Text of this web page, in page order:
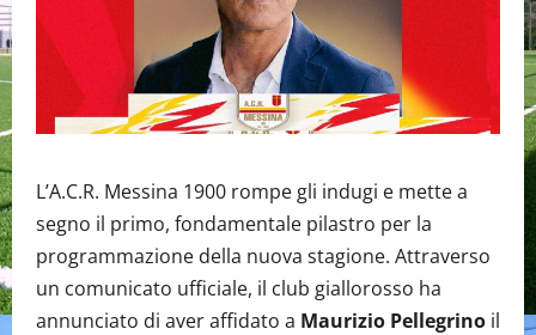
L’A.C.R. Messina 1900 rompe gli indugi e mette a
segno il primo, fondamentale pilastro per la
programmazione della nuova stagione. Attraverso
un comunicato ufficiale, il club giallorosso ha
annunciato di aver affidato a Maurizio Pellegrino il